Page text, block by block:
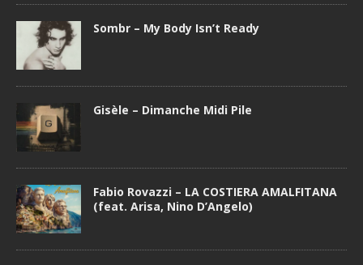
Sombr – My Body Isn’t Ready
Gisèle – Dimanche Midi Pile
Fabio Rovazzi – LA COSTIERA AMALFITANA
(feat. Arisa, Nino D’Angelo)